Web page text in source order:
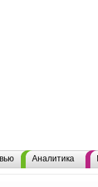
Аналитика